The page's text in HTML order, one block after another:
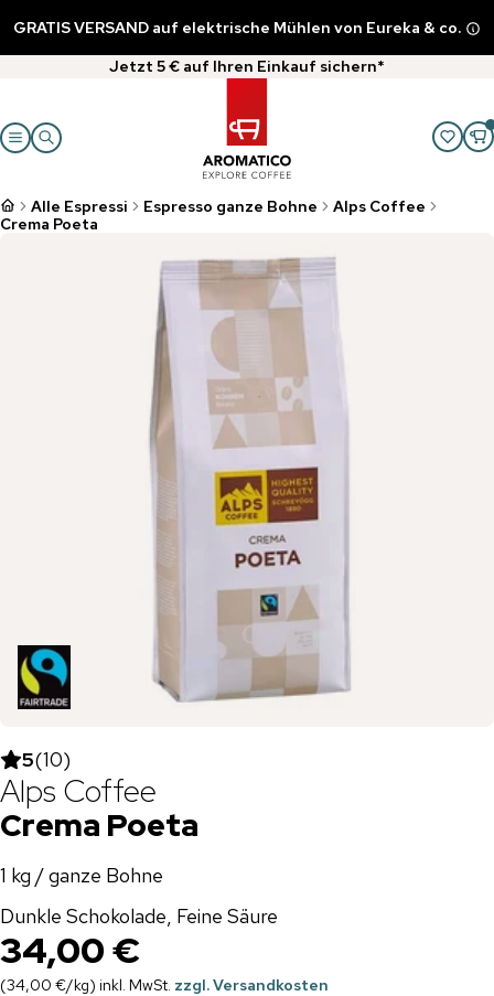
GRATIS VERSAND auf elektrische Mühlen von Eureka & co.
Jetzt 5 € auf Ihren Einkauf sichern*
Alle Espressi Espresso ganze Bohne
Alps Coffee
Crema Poeta
5(10)
Alps Coffee
Crema Poeta
1 kg / ganze Bohne
Dunkle Schokolade, Feine Säure
34,00 €
(34,00 €/kg) inkl. MwSt. zzgl. Versandkosten